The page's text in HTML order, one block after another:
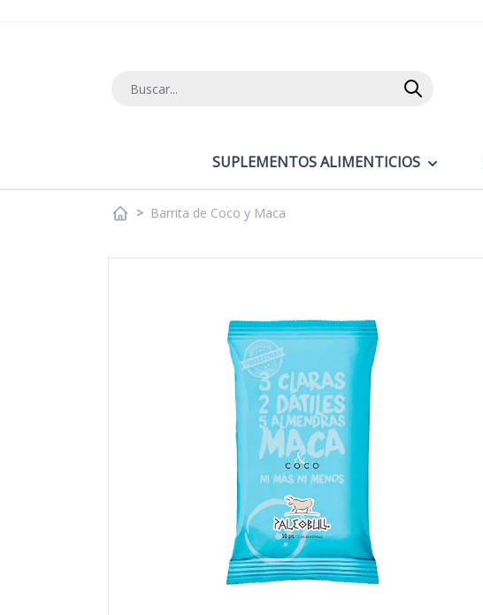
Buscar
SUPLEMENTOS ALIMENTICIOS
> Barrita de Coco y Maca